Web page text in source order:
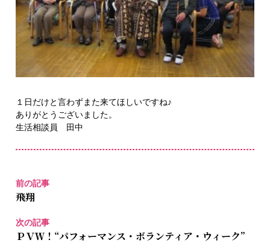
１日だけと言わずまた来てほしいですね♪
ありがとうございました。
生活相談員 田中
前の記事
飛翔
次の記事
ＰＶＷ！“パフォーマンス・ボランティア・ウィーク”